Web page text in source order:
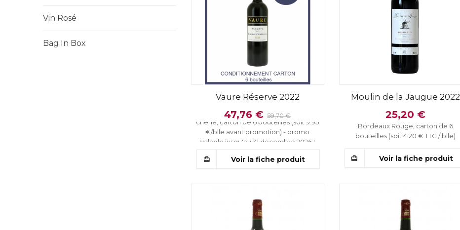
Vin Rosé
Bag In Box
Vaure Réserve 2022
47,76 € 59,70 €
Bordeaux Supérieur, élevé en fûts de
chêne, carton de 6 bouteilles (soit 9.95
€/blle avant promotion) - promo
valable jusqu'au 31 decembre 2026 !
Voir la fiche produit
Moulin de la Jaugue 2022
25,20 €
Bordeaux Rouge, carton de 6
bouteilles (soit 4.20 € TTC / blle)
Voir la fiche produit